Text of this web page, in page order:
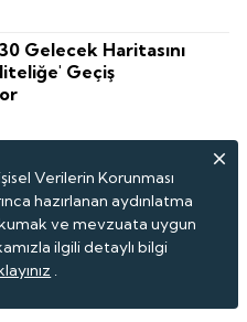
Gelecek Haritasını
Geçiş
Değerli Şirketi Yeni
Çok Az Ülke
Verilerin Korunması
hazırlanan aydınlatma
ve mevzuata uygun
ilgili detaylı bilgi
.